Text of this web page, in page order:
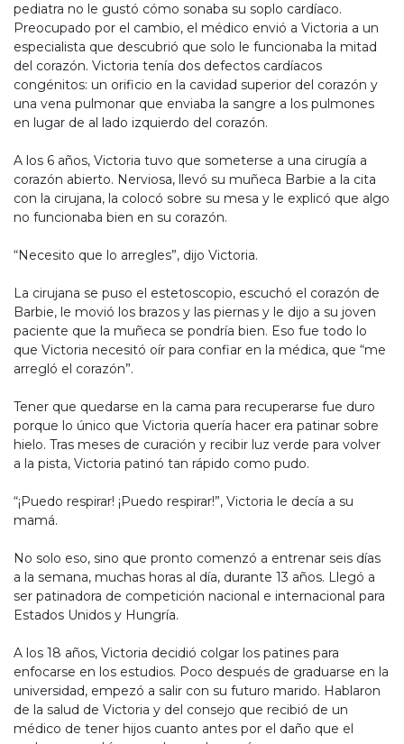
pediatra no le gustó cómo sonaba su soplo cardíaco.
Preocupado por el cambio, el médico envió a Victoria a un
especialista que descubrió que solo le funcionaba la mitad
del corazón. Victoria tenía dos defectos cardíacos
congénitos: un orificio en la cavidad superior del corazón y
una vena pulmonar que enviaba la sangre a los pulmones
en lugar de al lado izquierdo del corazón.
A los 6 años, Victoria tuvo que someterse a una cirugía a
corazón abierto. Nerviosa, llevó su muñeca Barbie a la cita
con la cirujana, la colocó sobre su mesa y le explicó que algo
no funcionaba bien en su corazón.
“Necesito que lo arregles”, dijo Victoria.
La cirujana se puso el estetoscopio, escuchó el corazón de
Barbie, le movió los brazos y las piernas y le dijo a su joven
paciente que la muñeca se pondría bien. Eso fue todo lo
que Victoria necesitó oír para confiar en la médica, que “me
arregló el corazón”.
Tener que quedarse en la cama para recuperarse fue duro
porque lo único que Victoria quería hacer era patinar sobre
hielo. Tras meses de curación y recibir luz verde para volver
a la pista, Victoria patinó tan rápido como pudo.
“¡Puedo respirar! ¡Puedo respirar!”, Victoria le decía a su
mamá.
No solo eso, sino que pronto comenzó a entrenar seis días
a la semana, muchas horas al día, durante 13 años. Llegó a
ser patinadora de competición nacional e internacional para
Estados Unidos y Hungría.
A los 18 años, Victoria decidió colgar los patines para
enfocarse en los estudios. Poco después de graduarse en la
universidad, empezó a salir con su futuro marido. Hablaron
de la salud de Victoria y del consejo que recibió de un
médico de tener hijos cuanto antes por el daño que el